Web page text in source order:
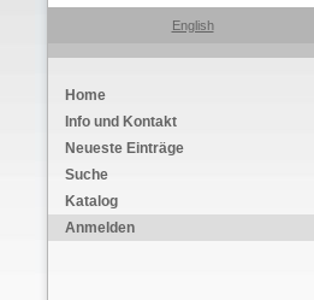
English
Home
Info und Kontakt
Neueste Einträge
Suche
Katalog
Anmelden